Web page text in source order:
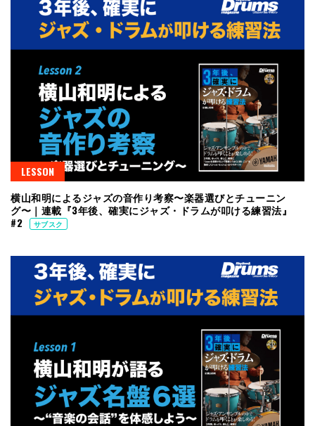
LESSON
横山和明によるジャズの音作り考察〜楽器選びとチューニン
グ〜｜連載『3年後、確実にジャズ・ドラムが叩ける練習法』
#2
サブスク